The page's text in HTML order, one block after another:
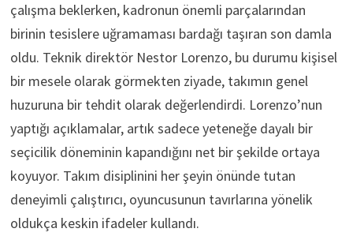
çalışma beklerken, kadronun önemli parçalarından
birinin tesislere uğramaması bardağı taşıran son damla
oldu. Teknik direktör Nestor Lorenzo, bu durumu kişisel
bir mesele olarak görmekten ziyade, takımın genel
huzuruna bir tehdit olarak değerlendirdi. Lorenzo’nun
yaptığı açıklamalar, artık sadece yeteneğe dayalı bir
seçicilik döneminin kapandığını net bir şekilde ortaya
koyuyor. Takım disiplinini her şeyin önünde tutan
deneyimli çalıştırıcı, oyuncusunun tavırlarına yönelik
oldukça keskin ifadeler kullandı.